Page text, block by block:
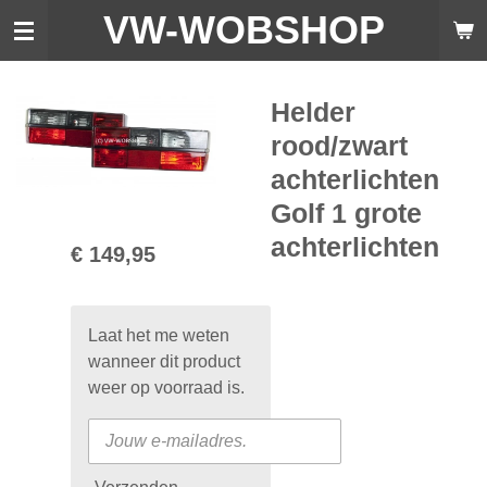
Ga
hoofdinhoud
VW-WOBSHOP
Helder
rood/zwart
achterlichten
Golf 1 grote
achterlichten
€ 149,95
Laat het me weten
wanneer dit product
weer op voorraad is.